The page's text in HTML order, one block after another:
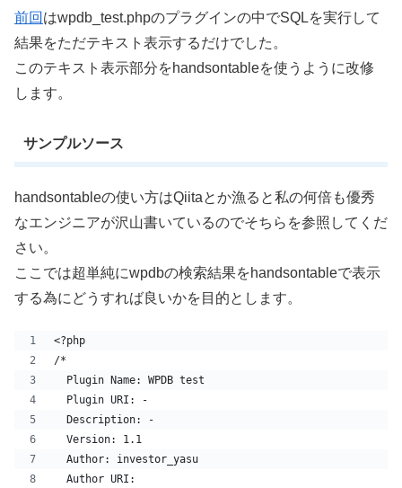
前回 はwpdb_test.phpのプラグインの中でSQLを実行して
結果をただテキスト表示するだけでした。
このテキスト表示部分をhandsontableを使うように改修
します。
サンプルソース
handsontableの使い方はQiitaとか漁ると私の何倍も優秀
なエンジニアが沢山書いているのでそちらを参照してくだ
さい。
ここでは超単純にwpdbの検索結果をhandsontableで表示
する為にどうすれば良いかを目的とします。
<?php
/*
  Plugin Name: WPDB test
  Plugin URI: -
  Description: -
  Version: 1.1
  Author: investor_yasu
  Author URI: